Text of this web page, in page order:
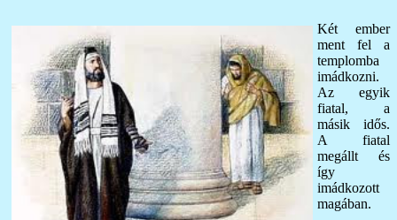
Két ember
ment fel a
templomba
imádkozni.
Az egyik
fiatal, a
másik idős.
A fiatal
megállt és
így
imádkozott
magában.